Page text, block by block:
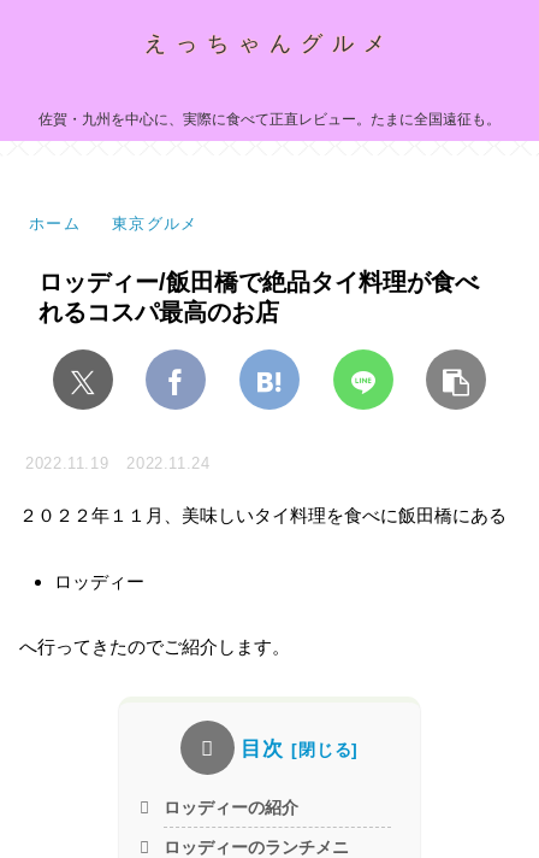
えっちゃんグルメ
佐賀・九州を中心に、実際に食べて正直レビュー。たまに全国遠征も。
ホーム 東京グルメ
ロッディー/飯田橋で絶品タイ料理が食べ
れるコスパ最高のお店
2022.11.19 2022.11.24
２０２２年１１月、美味しいタイ料理を食べに飯田橋にある
ロッディー
へ行ってきたのでご紹介します。
目次
ロッディーの紹介
ロッディーのランチメニ